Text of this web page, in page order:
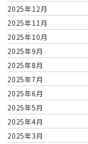
2025年12月
2025年11月
2025年10月
2025年9月
2025年8月
2025年7月
2025年6月
2025年5月
2025年4月
2025年3月